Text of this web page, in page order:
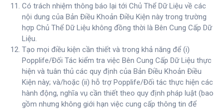
Có trách nhiệm thông báo lại tới Chủ Thể Dữ Liệu về các
nội dung của Bản Điều Khoản Điều Kiện này trong trường
hợp Chủ Thể Dữ Liệu không đồng thời là Bên Cung Cấp Dữ
Liệu.
Tạo mọi điều kiện cần thiết và trong khả năng để (i)
Popplife/Đối Tác kiểm tra việc Bên Cung Cấp Dữ Liệu thực
hiện và tuân thủ các quy định của Bản Điều Khoản Điều
Kiện này; và/hoặc (ii) hỗ trợ Popplife/Đối tác thực hiện các
hành động, nghĩa vụ cần thiết theo quy định pháp luật (bao
gồm nhưng không giới hạn việc cung cấp thông tin để